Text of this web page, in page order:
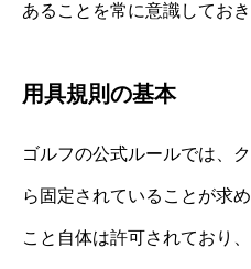
あることを常に意識しておき
用具規則の基本
ゴルフの公式ルールでは、
ら固定されていることが求
こと自体は許可されており